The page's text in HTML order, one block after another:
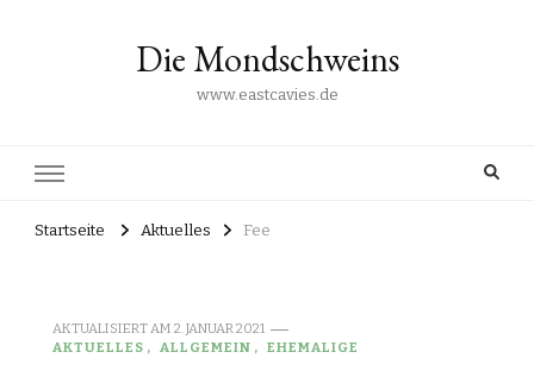
Die Mondschweins
www.eastcavies.de
Startseite Aktuelles Fee
AKTUALISIERT AM 2. JANUAR 2021
AKTUELLES
ALLGEMEIN EHEMALIGE